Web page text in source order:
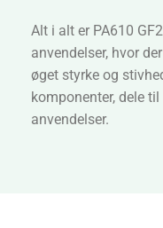
Alt i alt er PA610
anvendelser, hvor
øget styrke og
komponenter, dele
anvendelser.